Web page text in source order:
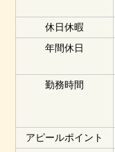
休日休暇
年間休日
勤務時間
アピールポイント